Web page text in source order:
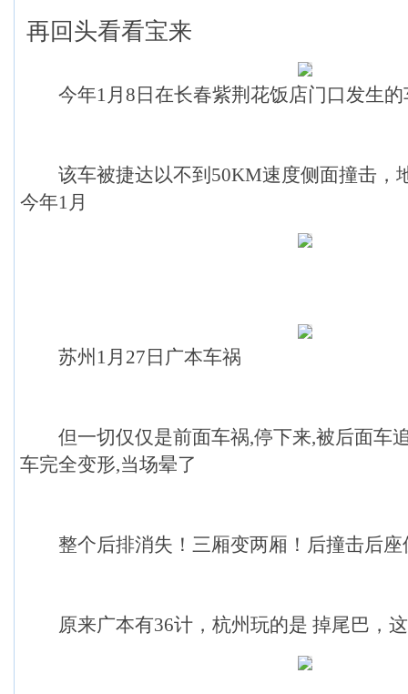
再回头看看宝来
今年1月8日在长春紫荆花饭店门口发生的
该车被捷达以不到50KM速度侧面撞击，
今年1月
苏州1月27日广本车祸
但一切仅仅是前面车祸,停下来,被后面车
车完全变形,当场晕了
整个后排消失！三厢变两厢！后撞击后座
原来广本有36计，杭州玩的是 掉尾巴，